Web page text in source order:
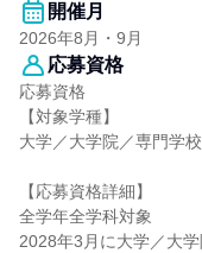
開催月
2026年8月・9月
応募資格
応募資格
【対象学種】
大学／大学院／専門学
【応募資格詳細】
全学年全学科対象
2028年3月に大学／大